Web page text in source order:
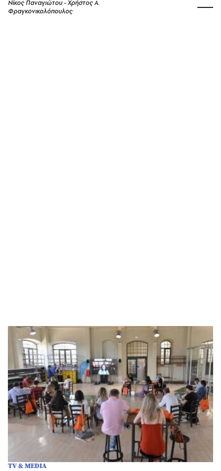
Νίκος Παναγιώτου - Χρήστος Α.
Φραγκονικολόπουλος
TV & MEDIA